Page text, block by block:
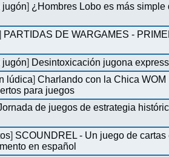
jugón] ¿Hombres Lobo es más simple
PARTIDAS DE WARGAMES -
jugón] Desintoxicación jugona express
lúdica]Charlando con la Chica WOM
para juegos
de juegos de estrategia
] SCOUNDREL - Un juego de
en español